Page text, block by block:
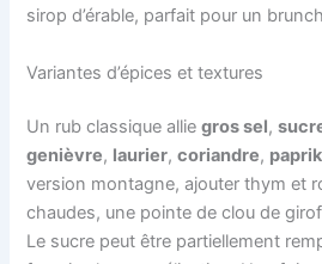
sirop d’érable, parfait pour un
Variantes d’épices et textures
Un rub classique alliegros sel,
genièvre, laurier,coriandre,
version montagne, ajouter thym et
chaudes, une pointe de clou de
Le sucre peut être partiellement